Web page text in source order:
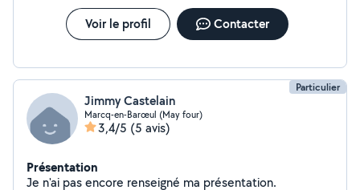
Voir le profil Contacter
Particulier
Jimmy Castelain
Marcq-en-Barœul (May four)
3,4/5 (5 avis)
Présentation
Je n'ai pas encore renseigné ma présentation.